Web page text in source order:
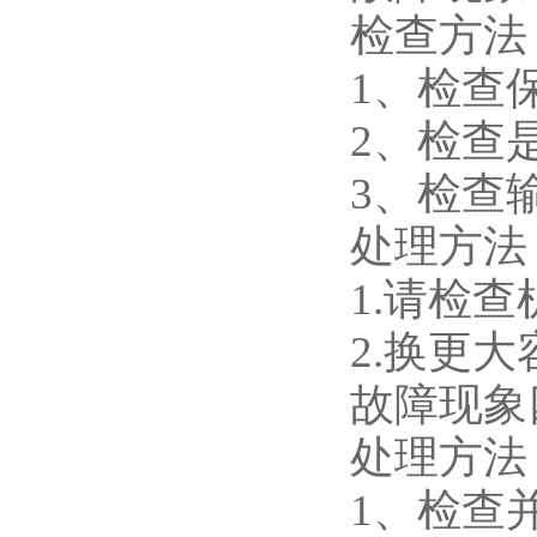
检查方法
1、检查
2、检查
3、检查
处理方法
1.请检查
2.换更大
故障现
处理方法
1、检查